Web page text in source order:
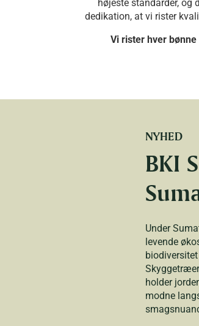
højeste standarder, og
dedikation, at vi rister
Vi rister hver
NYHED
BKI
Under
levende
holder
modne